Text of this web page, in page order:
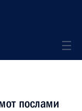
послами